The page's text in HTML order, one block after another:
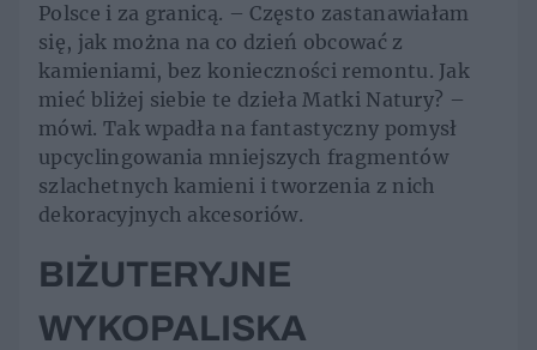
Polsce i za granicą. – Często zastanawiałam
się, jak można na co dzień obcować z
kamieniami, bez konieczności remontu. Jak
mieć bliżej siebie te dzieła Matki Natury? –
mówi. Tak wpadła na fantastyczny pomysł
upcyclingowania mniejszych fragmentów
szlachetnych kamieni i tworzenia z nich
dekoracyjnych akcesoriów.
BIŻUTERYJNE
WYKOPALISKA